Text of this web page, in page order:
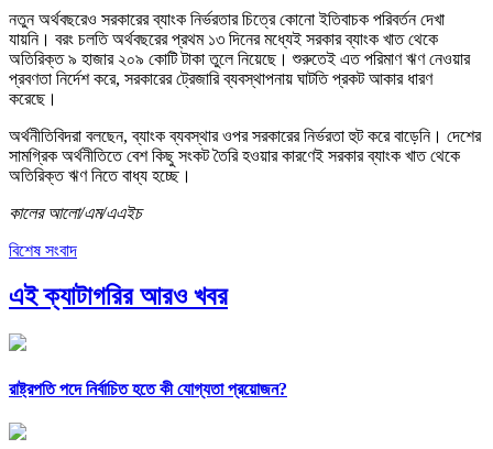
নতুন অর্থবছরেও সরকারের ব্যাংক নির্ভরতার চিত্রে কোনো ইতিবাচক পরিবর্তন দেখা
যায়নি। বরং চলতি অর্থবছরের প্রথম ১৩ দিনের মধ্যেই সরকার ব্যাংক খাত থেকে
অতিরিক্ত ৯ হাজার ২০৯ কোটি টাকা তুলে নিয়েছে। শুরুতেই এত পরিমাণ ঋণ নেওয়ার
প্রবণতা নির্দেশ করে, সরকারের ট্রেজারি ব্যবস্থাপনায় ঘাটতি প্রকট আকার ধারণ
করেছে।
অর্থনীতিবিদরা বলছেন, ব্যাংক ব্যবস্থার ওপর সরকারের নির্ভরতা হুট করে বাড়েনি। দেশের
সামগ্রিক অর্থনীতিতে বেশ কিছু সংকট তৈরি হওয়ার কারণেই সরকার ব্যাংক খাত থেকে
অতিরিক্ত ঋণ নিতে বাধ্য হচ্ছে।
কালের আলো/এম/এএইচ
বিশেষ সংবাদ
এই ক্যাটাগরির আরও খবর
রাষ্ট্রপতি পদে নির্বাচিত হতে কী যোগ্যতা প্রয়োজন?